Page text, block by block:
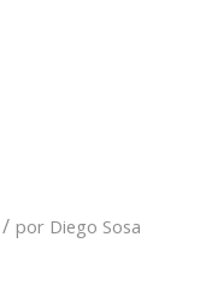
/ por Diego Sosa